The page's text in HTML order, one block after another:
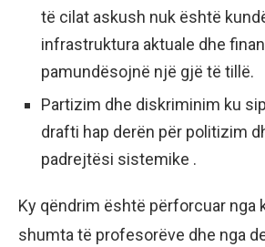
të cilat askush nuk është
infrastruktura aktuale dhe
pamundësojnë një gjë të tillë.
Partizim dhe diskriminim ku
drafti hap derën për politizim
padrejtësi sistemike .
Ky qëndrim është përforcuar nga
shumta të profesorëve dhe nga